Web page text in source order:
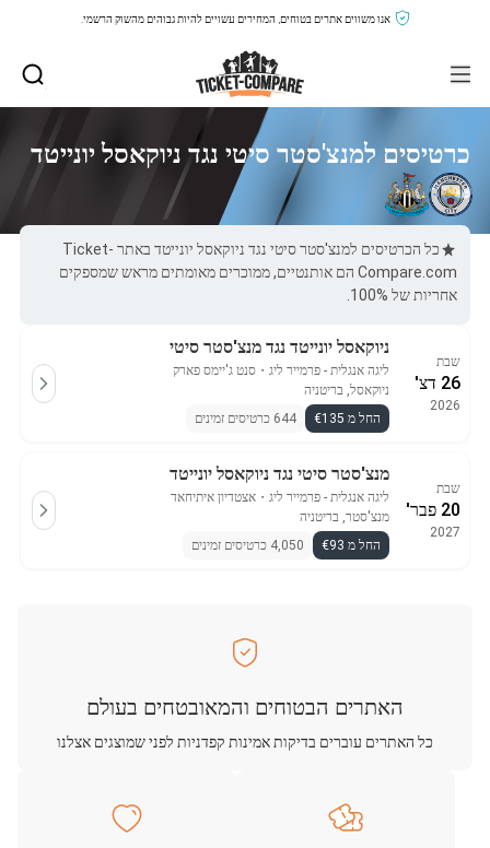
אנו משווים אתרים בטוחים, המחירים עשויים להיות גבוהים מהשוק הרשמי.
כרטיסים למנצ'סטר סיטי נגד ניוקאסל יונייטד
כל הכרטיסים למנצ'סטר סיטי נגד ניוקאסל יונייטד באתר Ticket-
Compare.com הם אותנטיים, ממוכרים מאומתים מראש שמספקים
אחריות של 100%.
שבת
26 דצ'
2026
ניוקאסל יונייטד נגד מנצ'סטר סיטי
ליגה אנגלית - פרמייר ליג ・ סנט ג'יימס פארק
ניוקאסל, בריטניה
החל מ €135
644 כרטיסים זמינים
שבת
20 פבר'
2027
מנצ'סטר סיטי נגד ניוקאסל יונייטד
ליגה אנגלית - פרמייר ליג ・ אצטדיון איתיחאד
מנצ'סטר, בריטניה
החל מ €93
4,050 כרטיסים זמינים
האתרים הבטוחים והמאובטחים בעולם
כל האתרים עוברים בדיקות אמינות קפדניות לפני שמוצגים אצלנו